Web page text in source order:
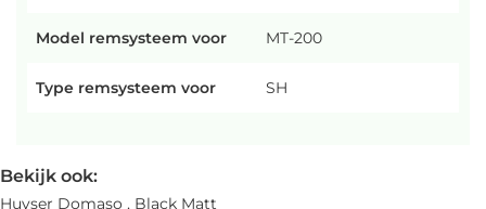
Model remsysteem voor MT-200
Type remsysteem voor SH
Bekijk ook:
Huyser Domaso , Black Matt